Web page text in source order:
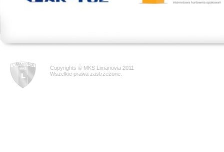
Copyrights © MKS Limanovia 2011
Wszelkie prawa zastrzeżone.